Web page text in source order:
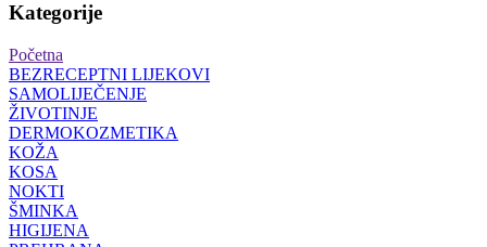
Kategorije
Početna
BEZRECEPTNI LIJEKOVI
SAMOLIJEČENJE
ŽIVOTINJE
DERMOKOZMETIKA
KOŽA
KOSA
NOKTI
ŠMINKA
HIGIJENA